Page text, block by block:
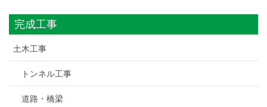
完成工事
土木工事
トンネル工事
道路・橋梁